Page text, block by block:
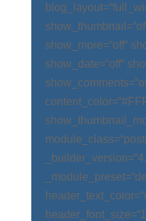
show_more=“off“
show_date=“off“